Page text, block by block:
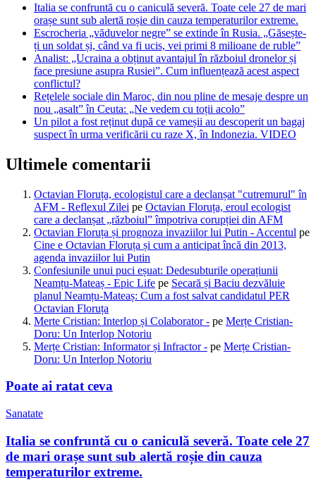
Italia se confruntă cu o caniculă severă. Toate cele 27 de mari
orașe sunt sub alertă roșie din cauza temperaturilor extreme.
Escrocheria „văduvelor negre” se extinde în Rusia. „Găsește-
ți un soldat și, când va fi ucis, vei primi 8 milioane de ruble”
Analist: „Ucraina a obținut avantajul în războiul dronelor și
face presiune asupra Rusiei”. Cum influențează acest aspect
conflictul?
Rețelele sociale din Maroc, din nou pline de mesaje despre un
nou „asalt” în Ceuta: „Ne vedem cu toții acolo”
Un pilot a fost reținut după ce vameșii au descoperit un bagaj
suspect în urma verificării cu raze X, în Indonezia. VIDEO
Ultimele comentarii
Octavian Floruța, ecologistul care a declanșat "cutremurul" în
AFM - Reflexul Zilei pe Octavian Floruța, eroul ecologist
care a declanșat „războiul” împotriva corupției din AFM
Octavian Floruța și prognoza invaziilor lui Putin - Accentul pe
Cine e Octavian Floruța și cum a anticipat încă din 2013,
agenda invaziilor lui Putin
Confesiunile unui puci eșuat: Dedesubturile operațiunii
Neamțu-Mateaș - Epic Life pe Secară și Baciu dezvăluie
planul Neamțu-Mateaș: Cum a fost salvat candidatul PER
Octavian Floruța
Merte Cristian: Interlop și Colaborator - pe Merțe Cristian-
Doru: Un Interlop Notoriu
Merțe Cristian: Informator și Infractor - pe Merțe Cristian-
Doru: Un Interlop Notoriu
Poate ai ratat ceva
Sanatate
Italia se confruntă cu o caniculă severă. Toate cele 27
de mari orașe sunt sub alertă roșie din cauza
temperaturilor extreme.